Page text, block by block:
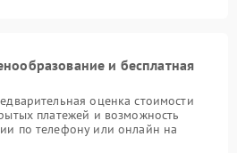
и бесплатная
оценка стоимости
платежей и возможность
по телефону или онлайн на